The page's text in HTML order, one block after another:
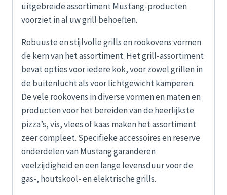
uitgebreide assortiment Mustang-producten
voorziet in al uw grill behoeften.
Robuuste en stijlvolle grills en rookovens vormen
de kern van het assortiment. Het grill-assortiment
bevat opties voor iedere kok, voor zowel grillen in
de buitenlucht als voor lichtgewicht kamperen.
De vele rookovens in diverse vormen en maten en
producten voor het bereiden van de heerlijkste
pizza’s, vis, vlees of kaas maken het assortiment
zeer compleet. Specifieke accessoires en reserve
onderdelen van Mustang garanderen
veelzijdigheid en een lange levensduur voor de
gas-, houtskool- en elektrische grills.